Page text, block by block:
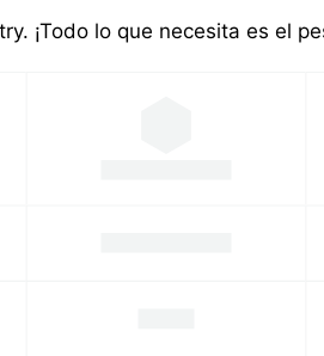
¡Todo lo que necesita es el